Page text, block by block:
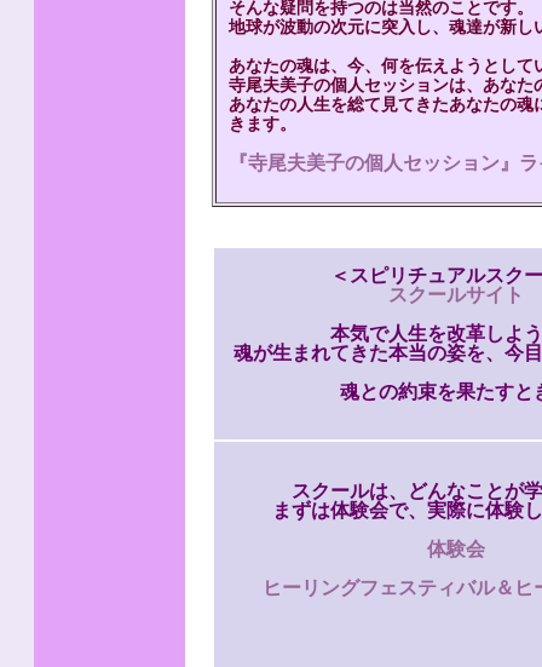
そんな疑問を持つのは当然のことです。
地球が波動の次元に突入し、魂達が新し
あなたの魂は、今、何を伝えようとして
寺尾夫美子の個人セッションは、あな
あなたの人生を総て見てきたあなたの
きます。
『寺尾夫美子の個人セッション』
＜スピリチュアルスク
スクールサイト
本気で人生を改革し
魂が生まれてきた本当の姿を、今
魂との約束を果たすと
スクールは、どんなことが
まずは体験会で、実際に体験
体験会
ヒーリングフェスティバル＆ヒ